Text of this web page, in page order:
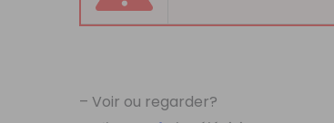
– Voir ou regarder?